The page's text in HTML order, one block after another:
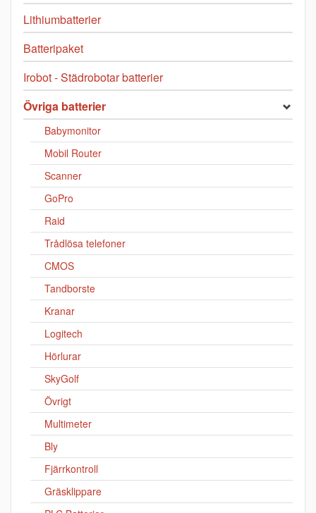
Lithiumbatterier
Batteripaket
Irobot - Städrobotar batterier
Övriga batterier
Babymonitor
Mobil Router
Scanner
GoPro
Raid
Trådlösa telefoner
CMOS
Tandborste
Kranar
Logitech
Hörlurar
SkyGolf
Övrigt
Multimeter
Bly
Fjärrkontroll
Gräsklippare